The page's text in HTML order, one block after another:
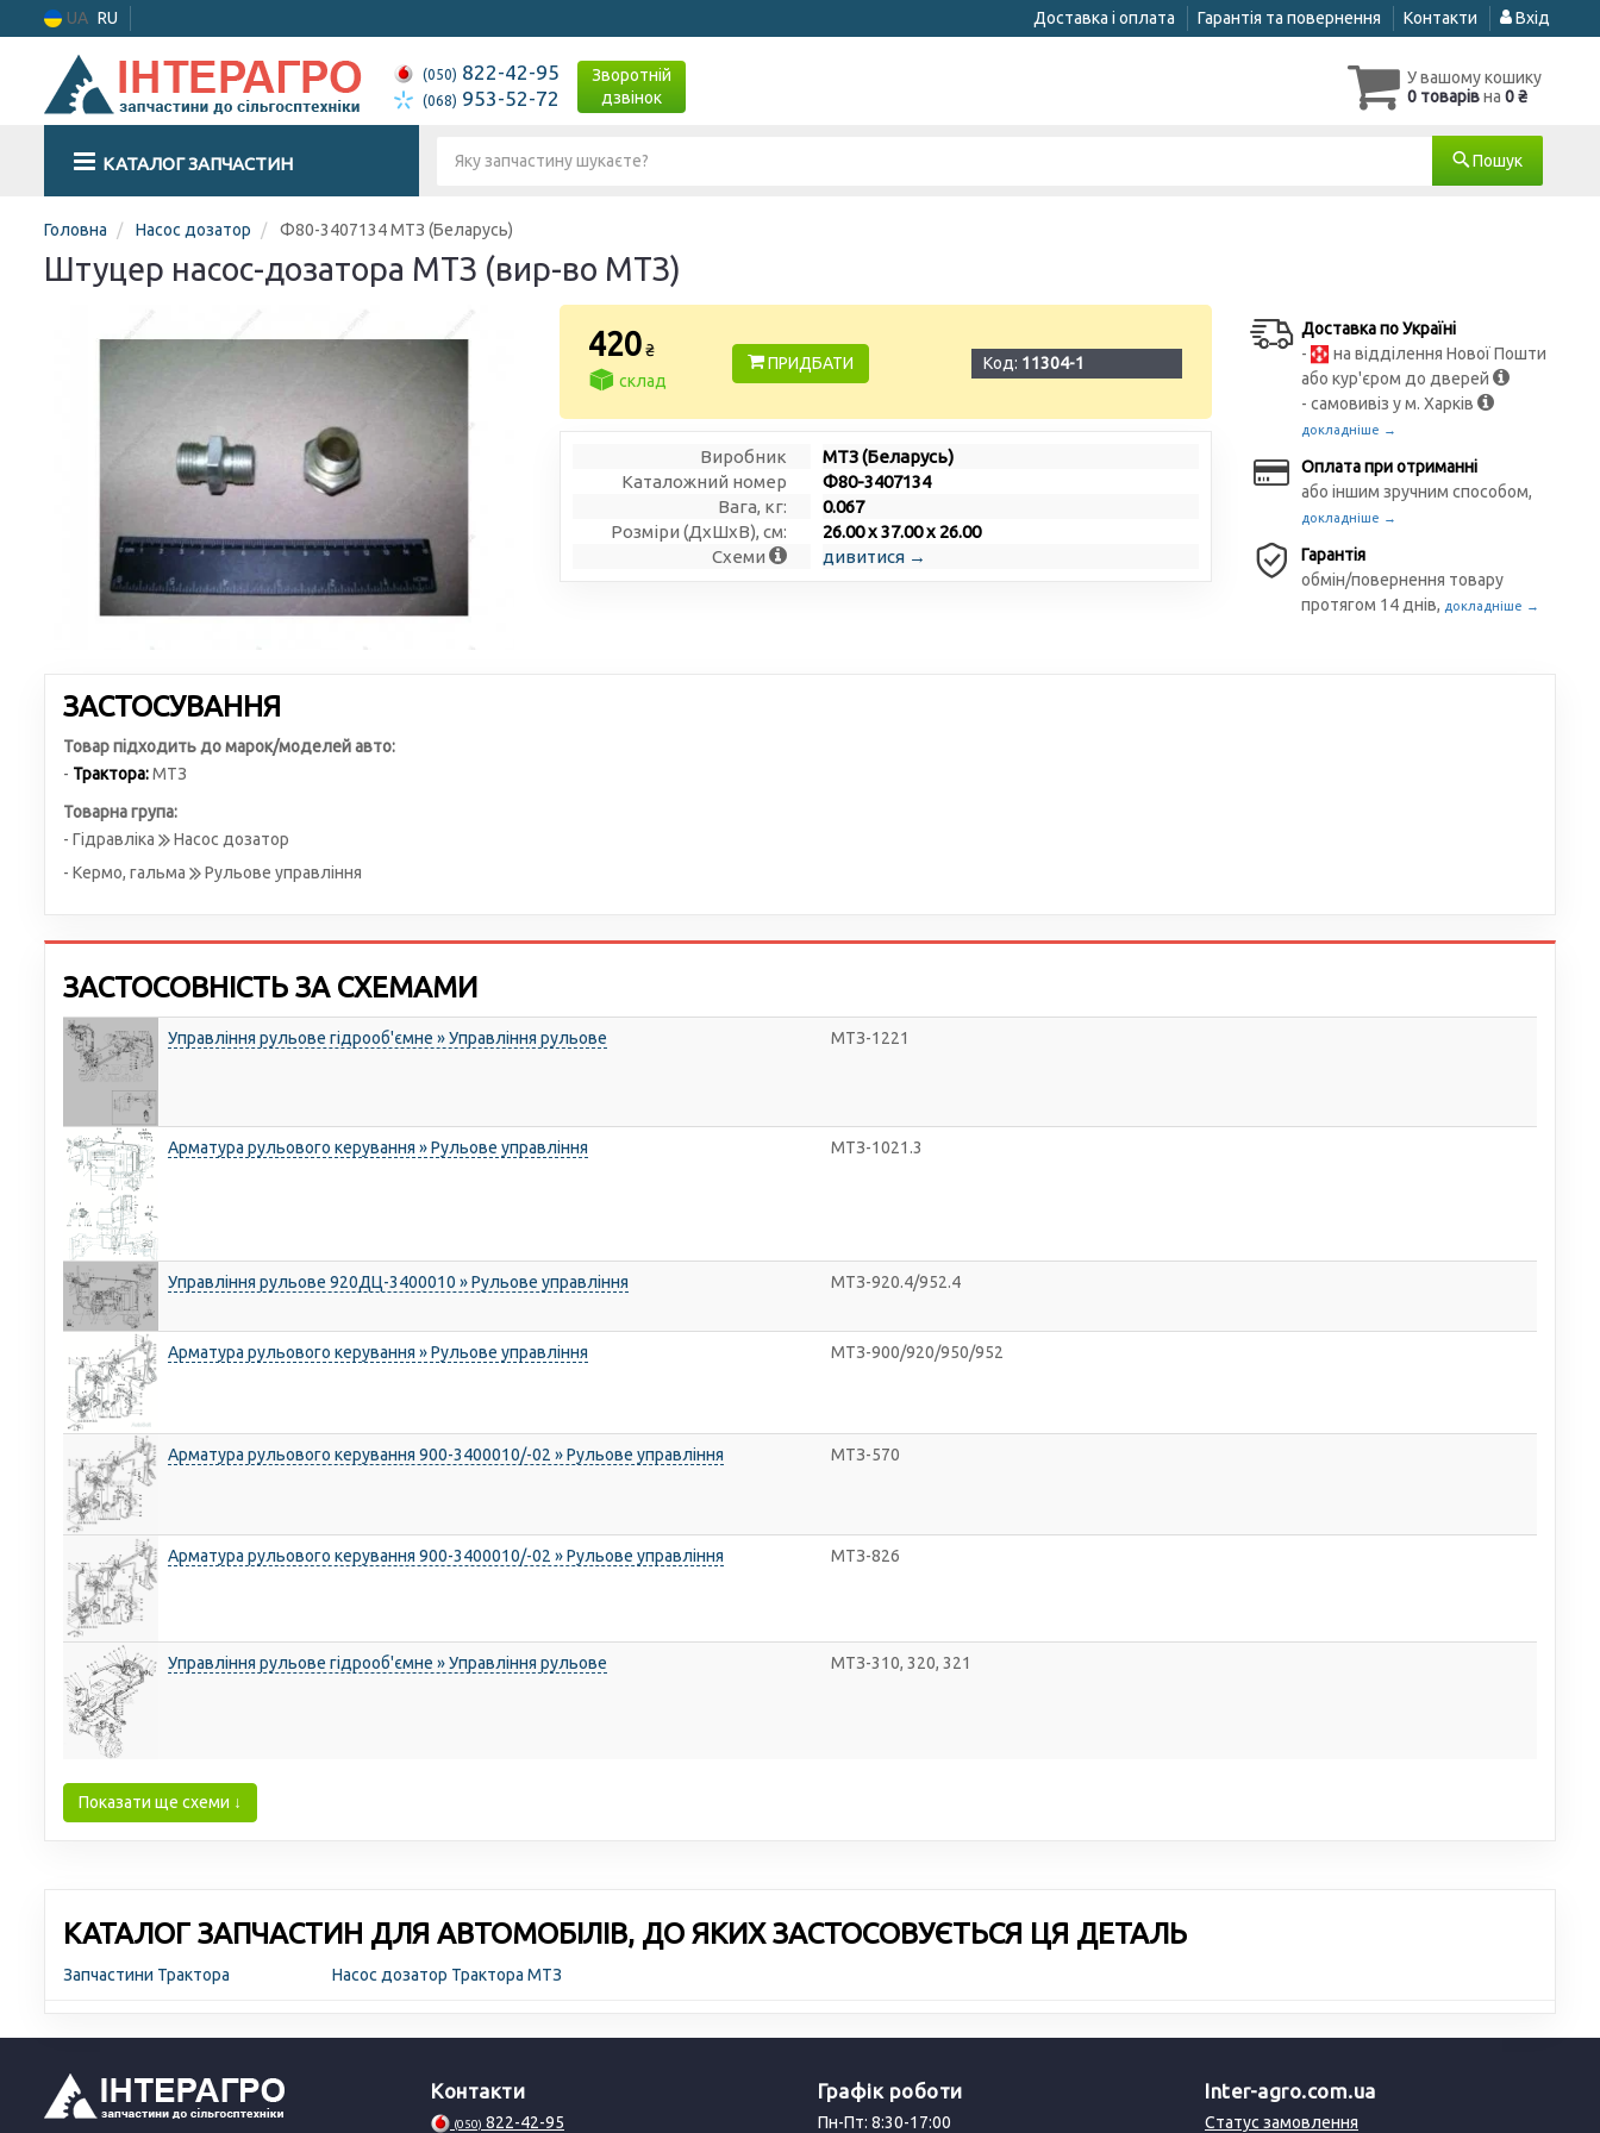
UA RU Доставка і оплата Гарантія та повернення Контакти Вхід
(050) 822-42-95
(068) 953-52-72
Зворотній
дзвінок
У вашому кошику
0 товарівна 0 ₴
КАТАЛОГ ЗАПЧАСТИН Пошук
Головна Насос дозатор Ф80-3407134 МТЗ (Беларусь)
Штуцер насос-дозатора МТЗ (вир-во МТЗ)
420 ₴
склад
ПРИДБАТИ Код: 11304-1
Виробник
МТЗ (Беларусь)
Каталожний номер
Ф80-3407134
Вага, кг:
0.067
Розміри (ДxШxВ), см:
26.00 x 37.00 x 26.00
Схеми
дивитися →
Доставка по Україні
-
на відділення Нової Пошти
або кур'єром до дверей
- самовивіз у м. Харків
докладніше →
Оплата при отриманні
або іншим зручним способом,
докладніше →
Гарантія
обмін/повернення товару
протягом 14 днів, докладніше →
ЗАСТОСУВАННЯ
Товар підходить до марок/моделей авто:
- Трактора:МТЗ
Товарна група:
- Гідравліка
Насос дозатор
- Кермо, гальма
Рульове управління
ЗАСТОСОВНІСТЬ ЗА СХЕМАМИ
Управління рульове гідрооб'ємне » Управління рульове МТЗ-1221
Арматура рульового керування » Рульове управління МТЗ-1021.3
Управління рульове 920ДЦ-3400010 » Рульове управління МТЗ-920.4/952.4
Арматура рульового керування » Рульове управління МТЗ-900/920/950/952
Арматура рульового керування 900-3400010/-02 » Рульове управління МТЗ-570
Арматура рульового керування 900-3400010/-02 » Рульове управління МТЗ-826
Управління рульове гідрооб'ємне » Управління рульове МТЗ-310, 320, 321
Показати ще схеми ↓
КАТАЛОГ ЗАПЧАСТИН ДЛЯ АВТОМОБІЛІВ, ДО ЯКИХ ЗАСТОСОВУЄТЬСЯ ЦЯ ДЕТАЛЬ
Запчастини Трактора Насос дозатор Трактора МТЗ
Контакти
(050) 822-42-95
Графік роботи
Пн-Пт: 8:30-17:00
Inter-agro.com.ua
Статус замовлення